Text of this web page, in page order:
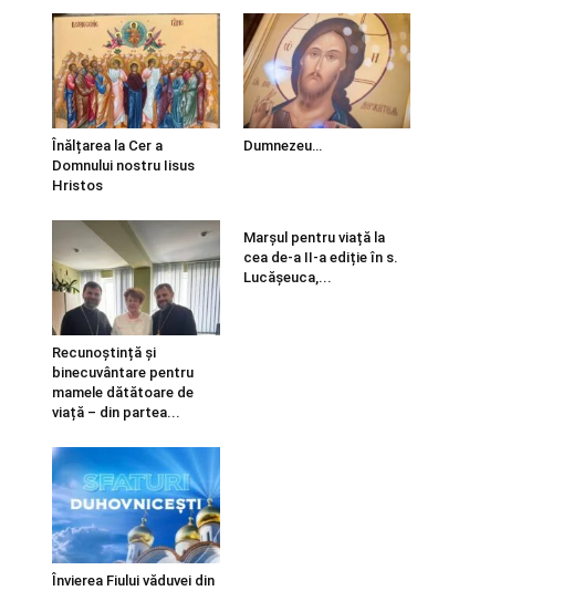
Înălțarea la Cer a
Domnului nostru Iisus
Hristos
Dumnezeu…
Recunoștință și
binecuvântare pentru
mamele dătătoare de
viață – din partea...
Marșul pentru viață la
cea de-a II-a ediție în s.
Lucășeuca,...
Învierea Fiului văduvei din